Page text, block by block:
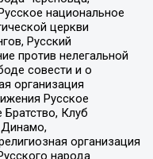
национальное
церкви
Русский
против нелегальной
совести и о
организация
Русское
Клуб
организация
народа